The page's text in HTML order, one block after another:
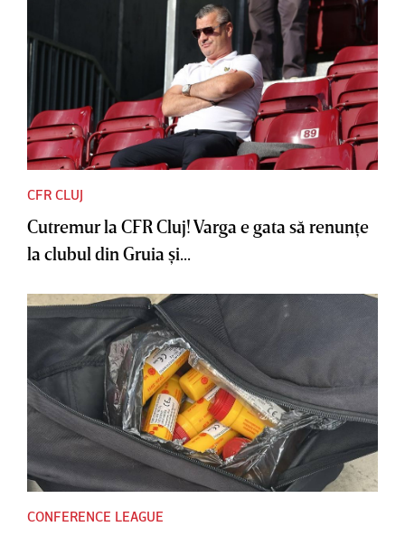
CFR CLUJ
Cutremur la CFR Cluj! Varga e gata să renunţe
la clubul din Gruia şi...
CONFERENCE LEAGUE